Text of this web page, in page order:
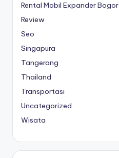
Rental Mobil Expander Bogor
Review
Seo
Singapura
Tangerang
Thailand
Transportasi
Uncategorized
Wisata